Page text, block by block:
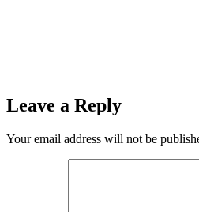
Leave a Reply
Your email address will not be